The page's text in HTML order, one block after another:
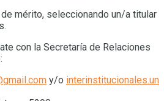
mérito, seleccionando un/a titular
con la Secretaría de Relaciones
y/o interinstitucionales.un